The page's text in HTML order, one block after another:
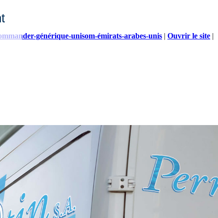
générique-unisom-émirats-arabes-unis | Ouvrir le site |